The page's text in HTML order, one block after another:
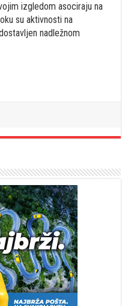
izgledom asociraju na
su aktivnosti na
nadležnom